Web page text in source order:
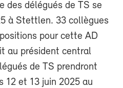
des délégués de TS se
à Stettlen. 33 collègues
pour cette AD
au président central
de TS prendront
12 et 13 juin 2025 au